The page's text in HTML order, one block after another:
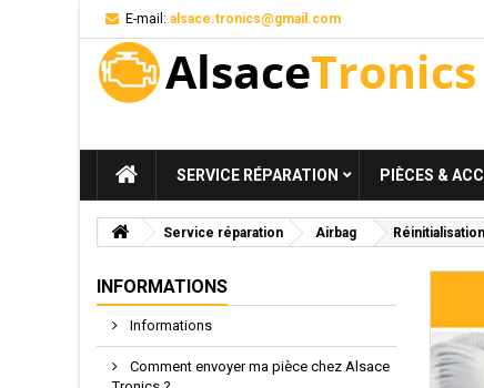
E-mail: alsace.tronics@gmail.com
SERVICE RÉPARATION PIÈCES &
Service réparation Airbag
INFORMATIONS
Informations
Comment envoyer ma pièce chez Alsace